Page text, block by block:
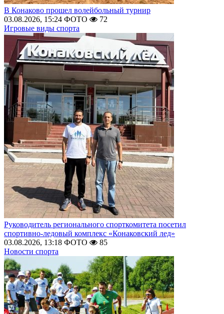
В Конаково прошел волейбольный турнир
03.08.2026, 15:24 ФОТО
72
Игровые виды спорта
Руководитель регионального спорткомитета посетил
спортивно-ледовый комплекс «Конаковский лед»
03.08.2026, 13:18 ФОТО
85
Новости спорта